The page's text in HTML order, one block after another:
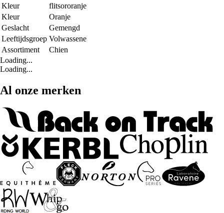
Kleur
flitsororanje
Kleur
Oranje
Geslacht
Gemengd
Leeftijdsgroep Volwassene
Assortiment
Chien
Loading...
Loading...
Al onze merken